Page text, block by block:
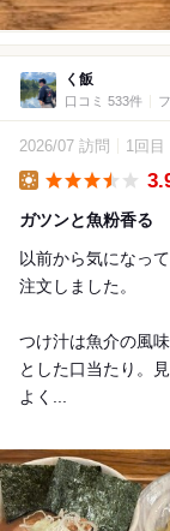
く飯
口コミ 533件
2026/07 訪問 1回目
ガツンと魚粉香る
以前から気になっ
注文しました。
つけ汁は魚介の風
とした口当たり。
よく...